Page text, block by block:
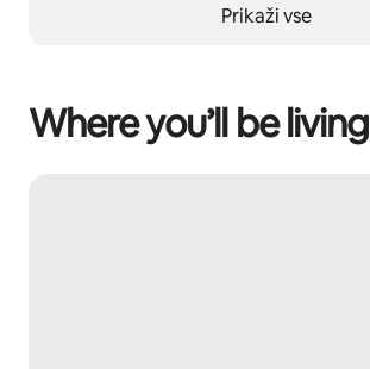
Prikaži vse
Where you’ll be living